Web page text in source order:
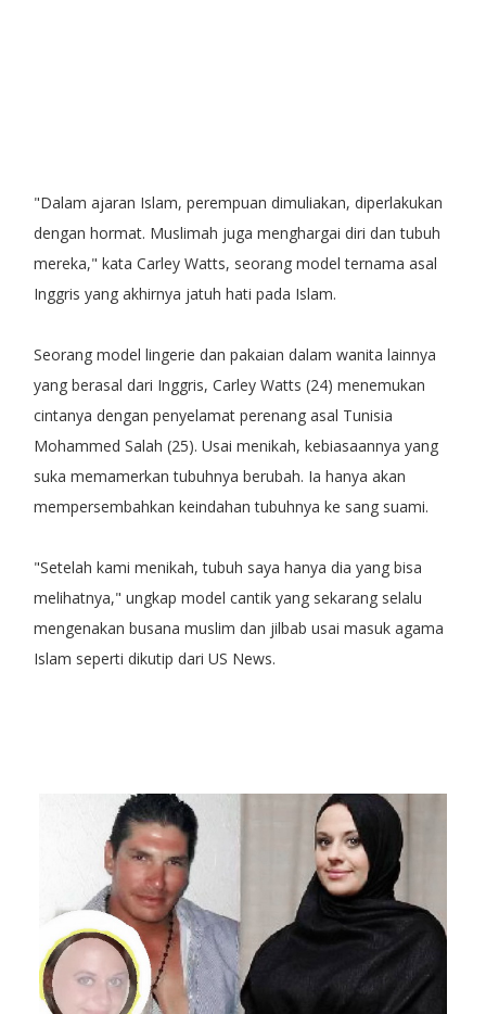
"Dalam ajaran Islam, perempuan dimuliakan, diperlakukan
dengan hormat. Muslimah juga menghargai diri dan tubuh
mereka," kata Carley Watts, seorang model ternama asal
Inggris yang akhirnya jatuh hati pada Islam.
Seorang model lingerie dan pakaian dalam wanita lainnya
yang berasal dari Inggris, Carley Watts (24) menemukan
cintanya dengan penyelamat perenang asal Tunisia
Mohammed Salah (25). Usai menikah, kebiasaannya yang
suka memamerkan tubuhnya berubah. Ia hanya akan
mempersembahkan keindahan tubuhnya ke sang suami.
"Setelah kami menikah, tubuh saya hanya dia yang bisa
melihatnya," ungkap model cantik yang sekarang selalu
mengenakan busana muslim dan jilbab usai masuk agama
Islam seperti dikutip dari US News.